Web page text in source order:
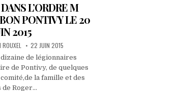
L’ORDRE M
PONTIVY LE 20
2015
PUBLISHED
DATE:
22 JUIN 2015
de légionnaires
de Pontivy, de quelques
la famille et des
de Roger…